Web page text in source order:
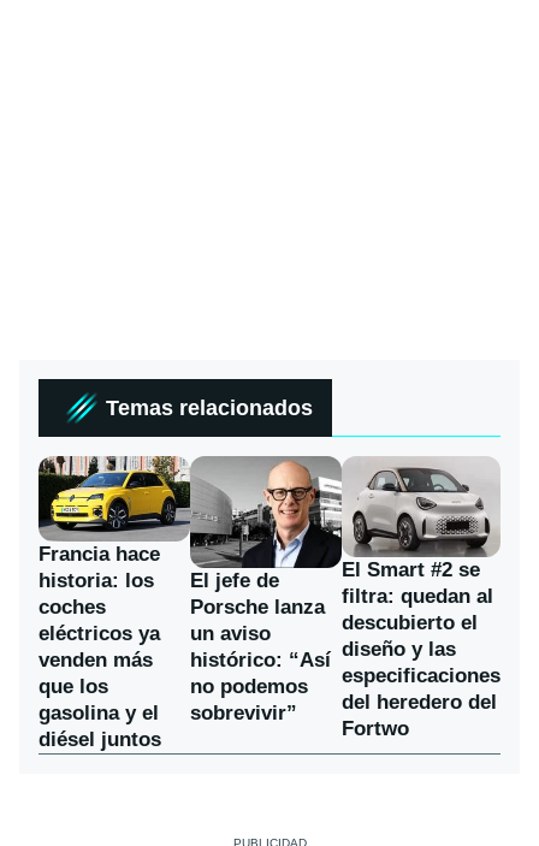
Temas relacionados
Francia hace
historia: los
coches
eléctricos ya
venden más
que los
gasolina y el
diésel juntos
El jefe de
Porsche lanza
un aviso
histórico: “Así
no podemos
sobrevivir”
El Smart #2 se
filtra: quedan al
descubierto el
diseño y las
especificaciones
del heredero del
Fortwo